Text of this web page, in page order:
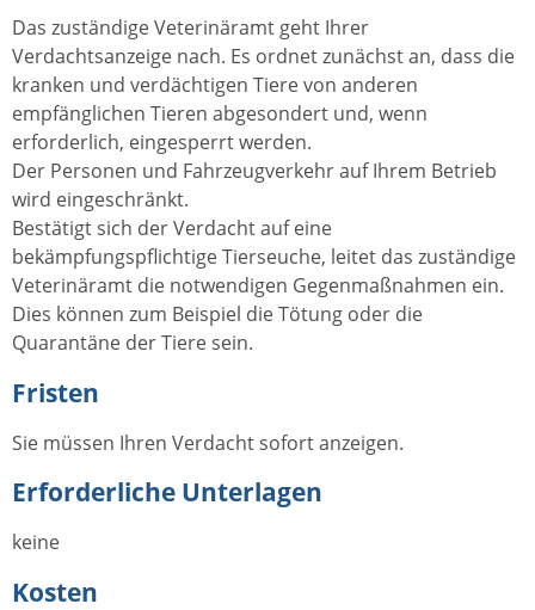
Das zuständige Veterinäramt geht Ihrer
Verdachtsanzeige nach. Es ordnet zunächst an, dass die
kranken und verdächtigen Tiere von anderen
empfänglichen Tieren abgesondert und, wenn
erforderlich, eingesperrt werden.
Der Personen und Fahrzeugverkehr auf Ihrem Betrieb
wird eingeschränkt.
Bestätigt sich der Verdacht auf eine
bekämpfungspflichtige Tierseuche, leitet das zuständige
Veterinäramt die notwendigen Gegenmaßnahmen ein.
Dies können zum Beispiel die Tötung oder die
Quarantäne der Tiere sein.
Fristen
Sie müssen Ihren Verdacht sofort anzeigen.
Erforderliche Unterlagen
keine
Kosten